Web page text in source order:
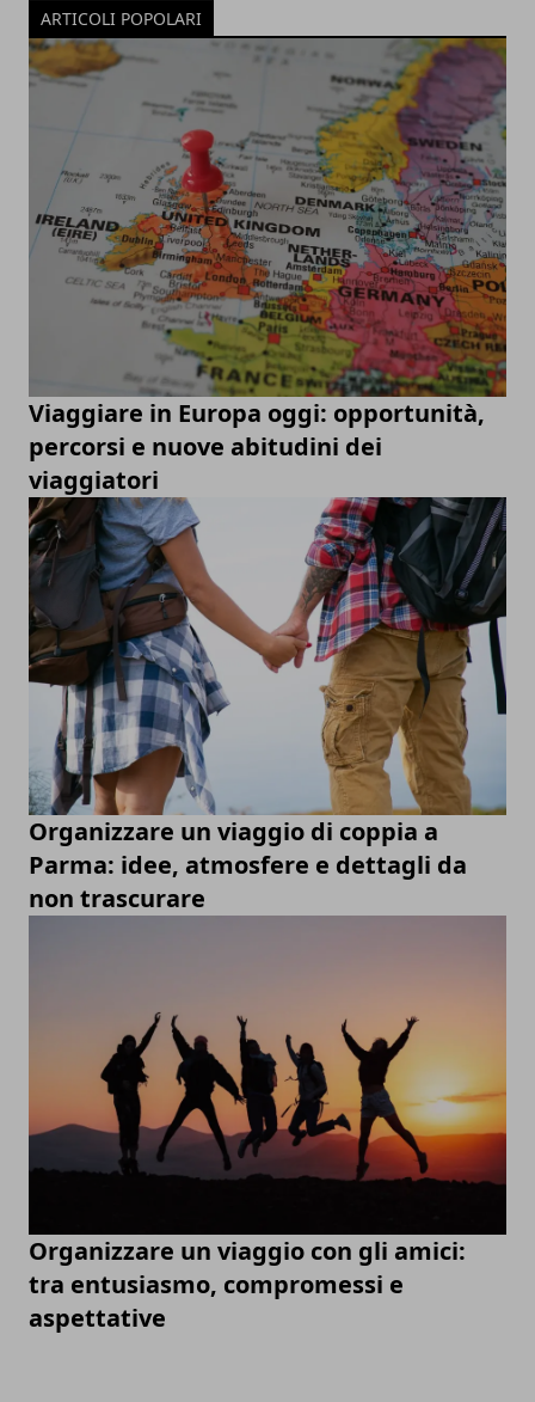
ARTICOLI POPOLARI
Viaggiare in Europa oggi: opportunità,
percorsi e nuove abitudini dei
viaggiatori
Organizzare un viaggio di coppia a
Parma: idee, atmosfere e dettagli da
non trascurare
Organizzare un viaggio con gli amici:
tra entusiasmo, compromessi e
aspettative